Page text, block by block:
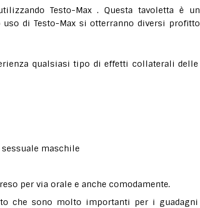
Testo-Max . Questa tavoletta è un
di Testo-Max si otterranno diversi profitto
qualsiasi tipo di effetti collaterali delle
maschile
per via orale e anche comodamente.
che sono molto importanti per i guadagni